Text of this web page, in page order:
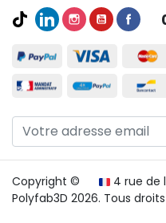
4 rue de
Copyright ©
Polyfab3D 2026. Tous